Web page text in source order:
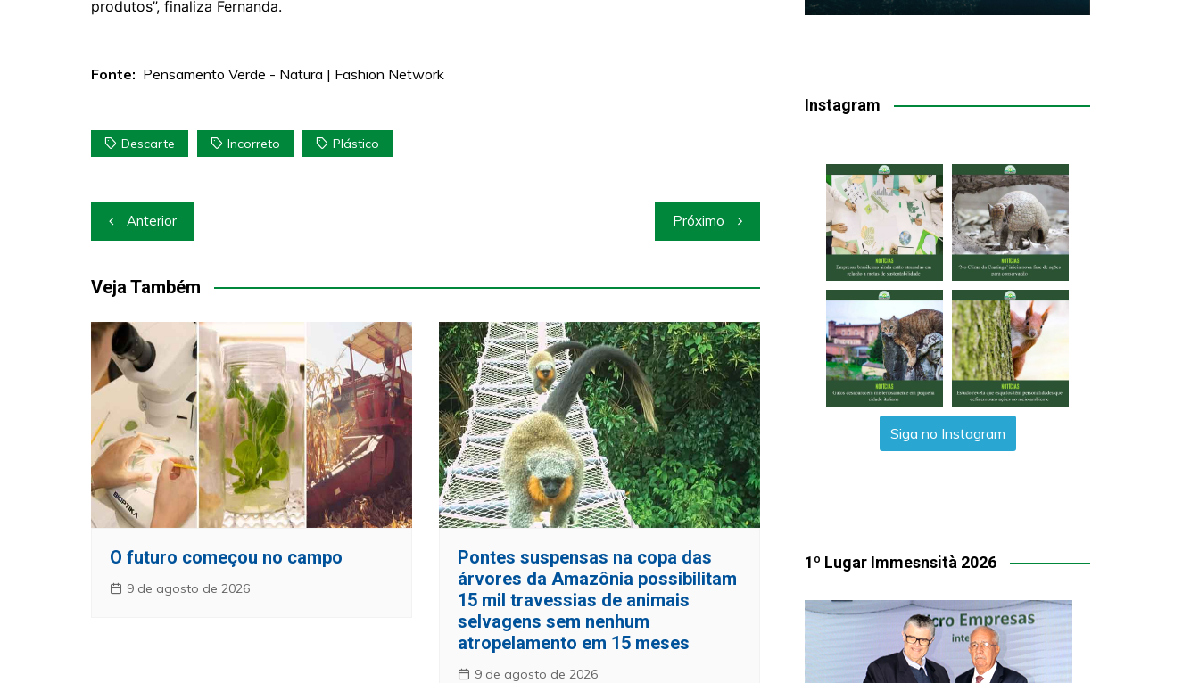
produtos”, finaliza Fernanda.
Fonte: Pensamento Verde - Natura | Fashion Network
Descarte Incorreto Plástico
Navegação
de
Post
Anterior Próximo
Veja Também
O futuro começou no campo
9 de agosto de 2026
Pontes suspensas na copa das
árvores da Amazônia possibilitam
15 mil travessias de animais
selvagens sem nenhum
atropelamento em 15 meses
9 de agosto de 2026
Instagram
Siga no Instagram
1º Lugar Immesnsità 2026